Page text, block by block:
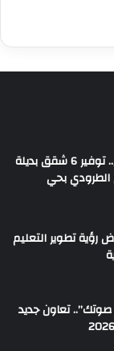
بتوجيهات النائب أحمد حلمي.. توفير 6 شقق بديلة
الطرودي بحي
رؤية تطوير التعليم
تعاون جديد